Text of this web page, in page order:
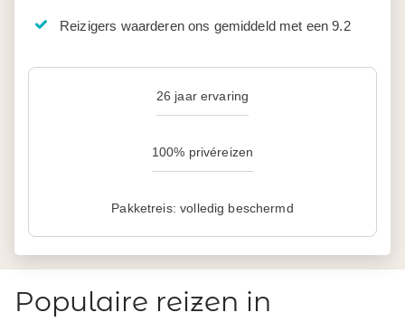
Reizigers waarderen ons gemiddeld met een 9.2
26 jaar ervaring
100% privéreizen
Pakketreis: volledig beschermd
Populaire reizen in